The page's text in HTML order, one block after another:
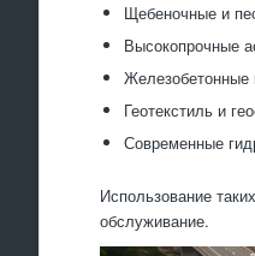
Щебеночные и
Высокопрочные
Железобетонные
Геотекстиль и
Современные
Использование
обслуживание.